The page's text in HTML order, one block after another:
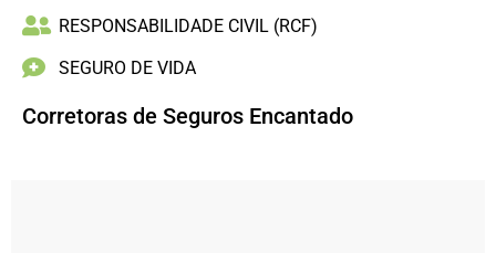
RESPONSABILIDADE CIVIL (RCF)
SEGURO DE VIDA
Corretoras de Seguros Encantado